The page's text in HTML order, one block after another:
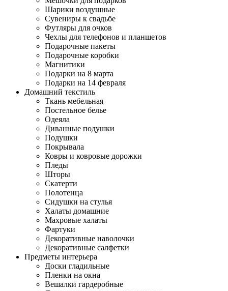
Шарики воздушные
Сувениры к свадьбе
Футляры для очков
Чехлы для телефонов и планшетов
Подарочные пакеты
Подарочные коробки
Магнитики
Подарки на 8 марта
Подарки на 14 февраля
Домашний текстиль
Ткань мебельная
Постельное белье
Одеяла
Диванные подушки
Подушки
Покрывала
Ковры и ковровые дорожки
Пледы
Шторы
Скатерти
Полотенца
Сидушки на стулья
Халаты домашние
Махровые халаты
Фартуки
Декоративные наволочки
Декоративные салфетки
Предметы интерьера
Доски гладильные
Пленки на окна
Вешалки гардеробные